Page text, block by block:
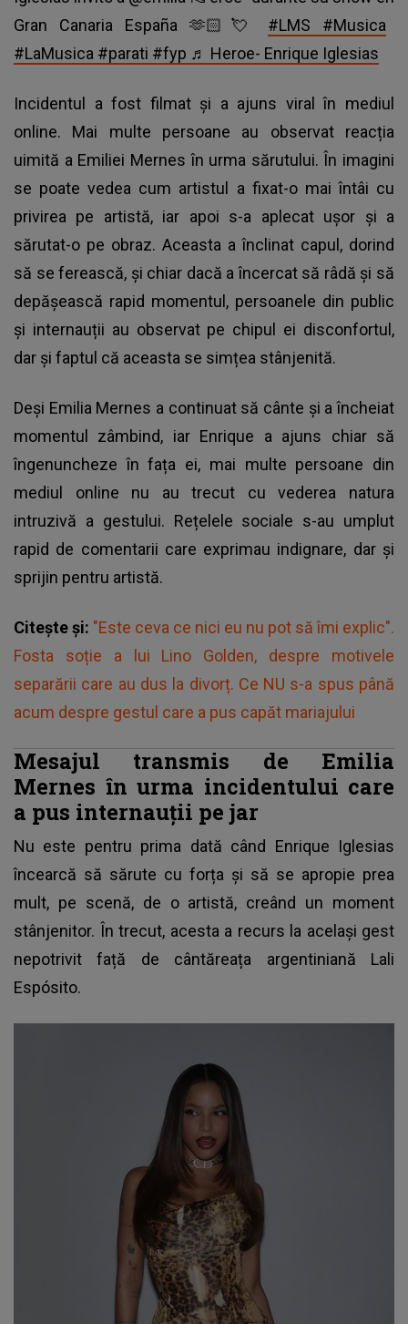
Gran Canaria España 🫶🏻💘 #LMS #Musica
#LaMusica #parati #fyp ♬ Heroe- Enrique Iglesias
Incidentul a fost filmat și a ajuns viral în mediul
online. Mai multe persoane au observat reacția
uimită a Emiliei Mernes în urma sărutului. În imagini
se poate vedea cum artistul a fixat-o mai întâi cu
privirea pe artistă, iar apoi s-a aplecat ușor și a
sărutat-o pe obraz. Aceasta a înclinat capul, dorind
să se ferească, și chiar dacă a încercat să râdă și să
depășească rapid momentul, persoanele din public
și internauții au observat pe chipul ei disconfortul,
dar și faptul că aceasta se simțea stânjenită.
Deși Emilia Mernes a continuat să cânte și a încheiat
momentul zâmbind, iar Enrique a ajuns chiar să
îngenuncheze în fața ei, mai multe persoane din
mediul online nu au trecut cu vederea natura
intruzivă a gestului. Rețelele sociale s-au umplut
rapid de comentarii care exprimau indignare, dar și
sprijin pentru artistă.
Citește și: "Este ceva ce nici eu nu pot să îmi explic".
Fosta soție a lui Lino Golden, despre motivele
separării care au dus la divorț. Ce NU s-a spus până
acum despre gestul care a pus capăt mariajului
Mesajul transmis de Emilia
Mernes în urma incidentului care
a pus internauții pe jar
Nu este pentru prima dată când Enrique Iglesias
încearcă să sărute cu forța și să se apropie prea
mult, pe scenă, de o artistă, creând un moment
stânjenitor. În trecut, acesta a recurs la același gest
nepotrivit față de cântăreața argentiniană Lali
Espósito.